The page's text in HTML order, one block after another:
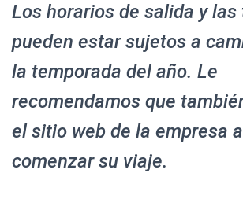
Los horarios de salida y
pueden estar sujetos a
la temporada del año. Le
recomendamos que
el sitio web de la empresa
comenzar su viaje.